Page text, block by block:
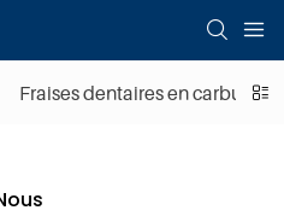
Fraises dentaires en carbure